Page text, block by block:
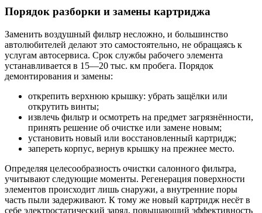
Порядок разборки и замены картриджа
Заменить воздушный фильтр несложно, и большинство
автолюбителей делают это самостоятельно, не обращаясь к
услугам автосервиса. Срок службы рабочего элемента
устанавливается в 15―20 тыс. км пробега. Порядок
демонтирования и замены:
открепить верхнюю крышку: убрать защёлки или
открутить винты;
извлечь фильтр и осмотреть на предмет загрязнённости,
принять решение об очистке или замене новым;
установить новый или восстановленный картридж;
запереть корпус, вернув крышку на прежнее место.
Определяя целесообразность очистки салонного фильтра,
учитывают следующие моменты. Регенерация поверхности
элементов происходит лишь снаружи, а внутренние поры
часть пыли задерживают. К тому же новый картридж несёт в
себе электростатический заряд, повышающий эффективность